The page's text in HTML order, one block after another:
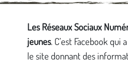
Les Réseaux Sociaux
jeunes. C’est Facebook
le site donnant des